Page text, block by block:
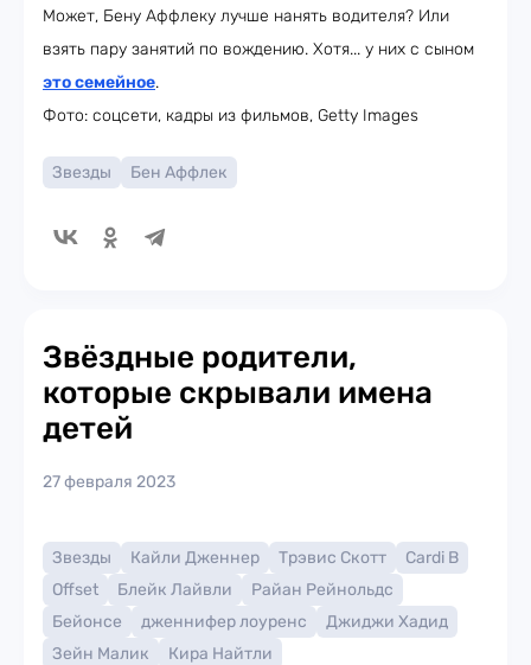
Может, Бену Аффлеку лучше нанять водителя? Или
взять пару занятий по вождению. Хотя... у них с сыном
это семейное.
Фото: соцсети, кадры из фильмов, Getty Images
Звезды Бен Аффлек
Звёздные родители,
которые скрывали имена
детей
27 февраля 2023
Звезды Кайли Дженнер Трэвис Скотт
Cardi B
Offset
Блейк Лайвли
Райан Рейнольдс
Бейонсе
дженнифер лоуренс
Джиджи Хадид
Зейн Малик
Кира Найтли